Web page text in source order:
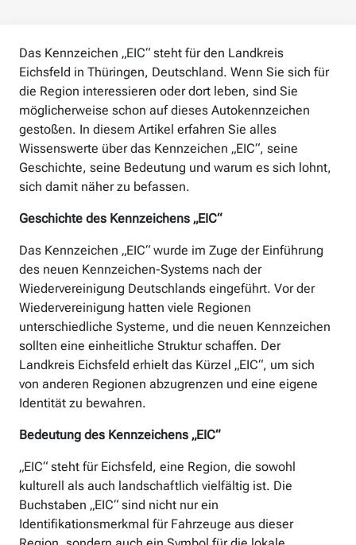
Das Kennzeichen „EIC“ steht für den Landkreis
Eichsfeld in Thüringen, Deutschland. Wenn Sie sich für
die Region interessieren oder dort leben, sind Sie
möglicherweise schon auf dieses Autokennzeichen
gestoßen. In diesem Artikel erfahren Sie alles
Wissenswerte über das Kennzeichen „EIC“, seine
Geschichte, seine Bedeutung und warum es sich lohnt,
sich damit näher zu befassen.
Geschichte des Kennzeichens „EIC“
Das Kennzeichen „EIC“ wurde im Zuge der Einführung
des neuen Kennzeichen-Systems nach der
Wiedervereinigung Deutschlands eingeführt. Vor der
Wiedervereinigung hatten viele Regionen
unterschiedliche Systeme, und die neuen Kennzeichen
sollten eine einheitliche Struktur schaffen. Der
Landkreis Eichsfeld erhielt das Kürzel „EIC“, um sich
von anderen Regionen abzugrenzen und eine eigene
Identität zu bewahren.
Bedeutung des Kennzeichens „EIC“
„EIC“ steht für Eichsfeld, eine Region, die sowohl
kulturell als auch landschaftlich vielfältig ist. Die
Buchstaben „EIC“ sind nicht nur ein
Identifikationsmerkmal für Fahrzeuge aus dieser